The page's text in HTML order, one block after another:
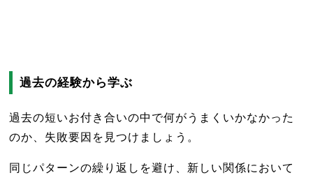
過去の経験から学ぶ
過去の短いお付き合いの中で何がうまくいかなかった
のか、失敗要因を見つけましょう。
同じパターンの繰り返しを避け、新しい関係において